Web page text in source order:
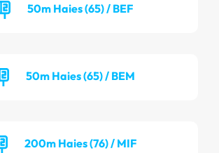
50m Haies (65) / BEF
50m Haies (65) / BEM
200m Haies (76) / MIF